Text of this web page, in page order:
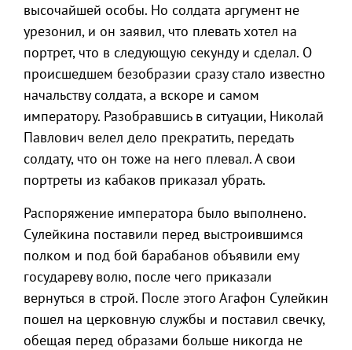
высочайшей особы. Но солдата аргумент не
урезонил, и он заявил, что плевать хотел на
портрет, что в следующую секунду и сделал. О
происшедшем безобразии сразу стало известно
начальству солдата, а вскоре и самом
императору. Разобравшись в ситуации, Николай
Павлович велел дело прекратить, передать
солдату, что он тоже на него плевал. А свои
портреты из кабаков приказал убрать.
Распоряжение императора было выполнено.
Сулейкина поставили перед выстроившимся
полком и под бой барабанов объявили ему
государеву волю, после чего приказали
вернуться в строй. После этого Агафон Сулейкин
пошел на церковную службы и поставил свечку,
обещая перед образами больше никогда не